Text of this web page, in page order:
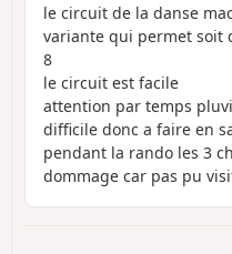
le circuit de la danse
variante qui permet soit
8
le circuit est facile
attention par temps
difficile donc a faire en
pendant la rando les 3
dommage car pas pu